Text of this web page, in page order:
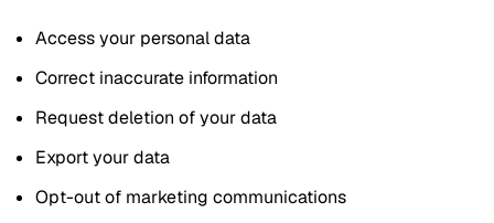
Access your personal data
Correct inaccurate information
Request deletion of your data
Export your data
Opt-out of marketing communications